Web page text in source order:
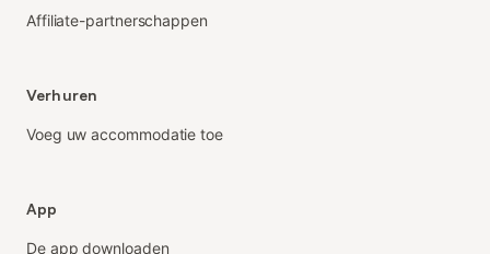
Affiliate-partnerschappen
Verhuren
Voeg uw accommodatie toe
App
De app downloaden